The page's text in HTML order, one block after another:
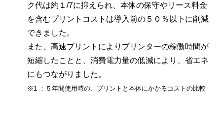
ク代は約１/7に抑えられ、本体の保守やリース料金
を含むプリントコストは導入前の５０％以下に削減
できました。
また、高速プリントによりプリンターの稼働時間が
短縮したことと、消費電力量の低減により、省エネ
にもつながりました。
※1 ：５年間使用時の、プリントと本体にかかるコストの比較